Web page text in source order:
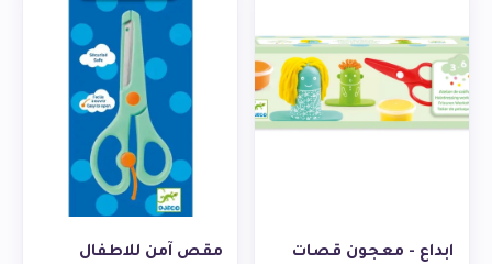
ابداع - معجون قصات
مقص آمن للاطفال